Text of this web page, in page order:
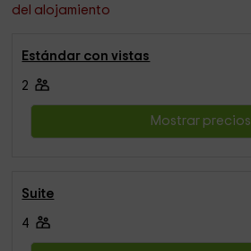
del alojamiento
Estándar con vistas
2
Mostrar precios
Suite
4